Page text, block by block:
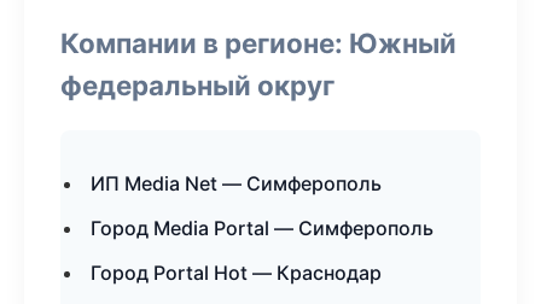
Компании в регионе: Южный
федеральный округ
ИП Media Net — Симферополь
Город Media Portal — Симферополь
Город Portal Hot — Краснодар